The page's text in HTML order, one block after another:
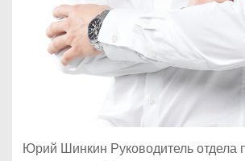
Юрий Шинкин Руководитель отдела